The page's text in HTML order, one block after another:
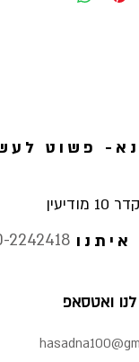
פשוט
איתנו 2242418
ואטסאפ